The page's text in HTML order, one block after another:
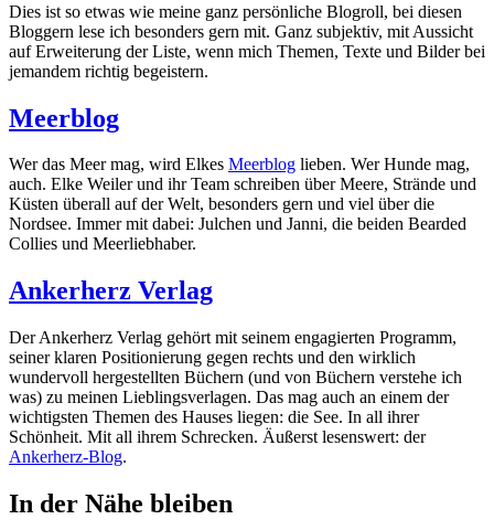
Dies ist so etwas wie meine ganz persönliche Blogroll, bei diesen
Bloggern lese ich besonders gern mit. Ganz subjektiv, mit Aussicht
auf Erweiterung der Liste, wenn mich Themen, Texte und Bilder bei
jemandem richtig begeistern.
Meerblog
Wer das Meer mag, wird Elkes Meerblog lieben. Wer Hunde mag,
auch. Elke Weiler und ihr Team schreiben über Meere, Strände und
Küsten überall auf der Welt, besonders gern und viel über die
Nordsee. Immer mit dabei: Julchen und Janni, die beiden Bearded
Collies und Meerliebhaber.
Ankerherz Verlag
Der Ankerherz Verlag gehört mit seinem engagierten Programm,
seiner klaren Positionierung gegen rechts und den wirklich
wundervoll hergestellten Büchern (und von Büchern verstehe ich
was) zu meinen Lieblingsverlagen. Das mag auch an einem der
wichtigsten Themen des Hauses liegen: die See. In all ihrer
Schönheit. Mit all ihrem Schrecken. Äußerst lesenswert: der
Ankerherz-Blog.
In der Nähe bleiben